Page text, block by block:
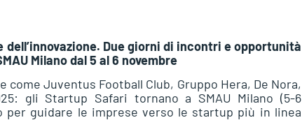
Due giorni di incontri e opportunità
Milano dal 5 al 6 novembre
Juventus Football Club, Gruppo Hera, De Nora,
gli Startup Safari tornano a SMAU Milano (5-6
per guidare le imprese verso le startup più in linea